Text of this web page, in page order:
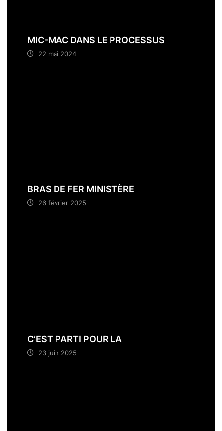
MIC-MAC DANS LE PROCESSUS
22 mai 2024
BRAS DE FER MINISTÈRE
26 février 2025
C’EST PARTI POUR LA
23 juin 2025